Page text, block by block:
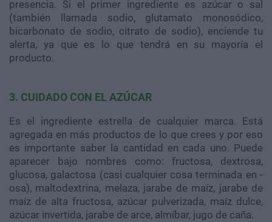
presencia. Si el primer ingrediente es azúcar o sal
(también llamada sodio, glutamato monosódico,
bicarbonato de sodio, citrato de sodio), enciende tu
alerta, ya que es lo que tendrá en su mayoría el
producto.
3. CUIDADO CON EL AZÚCAR
Es el ingrediente estrella de cualquier marca. Está
agregada en más productos de lo que crees y por eso
es importante saber la cantidad en cada uno. Puede
aparecer bajo nombres como: fructosa, dextrosa,
glucosa, galactosa (casi cualquier cosa terminada en -
osa), maltodextrina, melaza, jarabe de maíz, jarabe de
maíz de alta fructosa, azúcar pulverizada, maíz dulce,
azúcar invertida, jarabe de arce, almíbar, jugo de caña.